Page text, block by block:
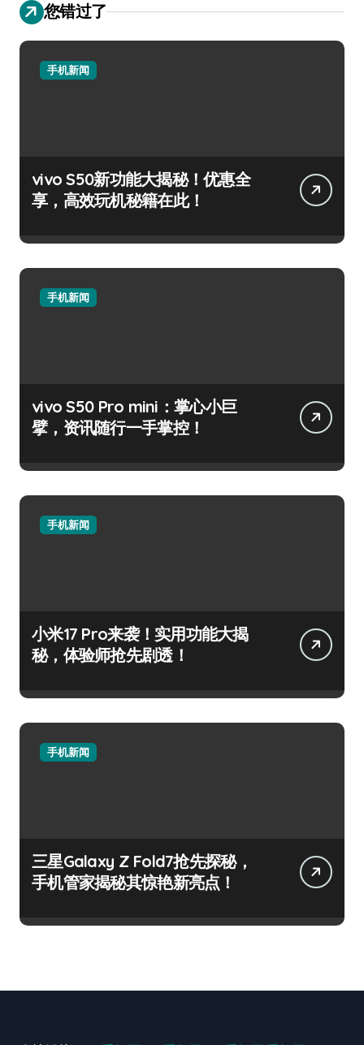
您错过了
手机新闻
vivo S50新功能大揭秘！优惠全
享，高效玩机秘籍在此！
手机新闻
vivo S50 Pro mini：掌心小巨
擘，资讯随行一手掌控！
手机新闻
小米17 Pro来袭！实用功能大揭
秘，体验师抢先剧透！
手机新闻
三星Galaxy Z Fold7抢先探秘，
手机管家揭秘其惊艳新亮点！